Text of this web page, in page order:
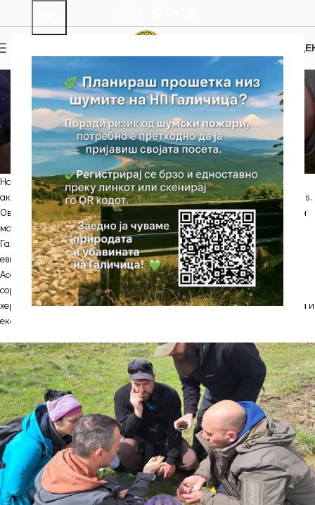
НОВОСТИ
Пребројување на
мраморци
DCOn 17/05/2023
На локалитетот Шарбојца – Асан Ѓура, беше извршена мониторинг
активност за пребројување на мраморци од видот Triturus macedonicus.
Оваа активност се спроведува во рамки на Програмата за долгорочен
мониторинг на биолошката разновидност во Националниот парк
Галичица, а методологијата опфаќа привремено заловување,
евидентирање и ослободување на единките во темпоралните локви
Асан Ѓура и Симонческа локва. Оваа активност беше спроведена во
соработка со Македонското еколошко друштво претставена од
херпетологот Др. Драган Арсовски, а исто така активно учество зедоа и
експерти од Германија.